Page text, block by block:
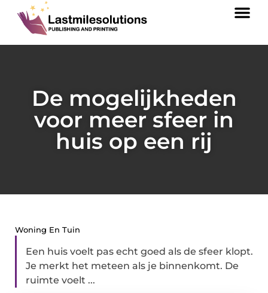
De mogelijkheden
voor meer sfeer in
huis op een rij
Woning En Tuin
Een huis voelt pas echt goed als de sfeer klopt.
Je merkt het meteen als je binnenkomt. De
ruimte voelt ...